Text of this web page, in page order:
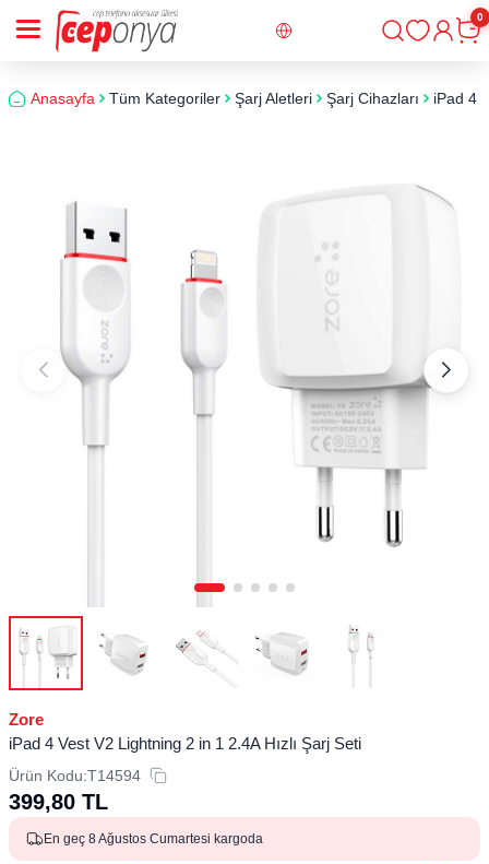
Giriş
0
Anasayfa Tüm Kategoriler Şarj Aletleri Şarj Cihazları iPad 4
Zore
iPad 4 Vest V2 Lightning 2 in 1 2.4A Hızlı Şarj Seti
Ürün Kodu:T14594
399,80 TL
En geç 8 Ağustos Cumartesi kargoda